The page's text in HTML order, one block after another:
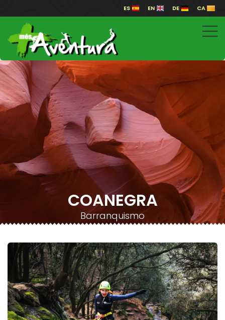
ES EN DE CA
COANEGRA
Barranquismo